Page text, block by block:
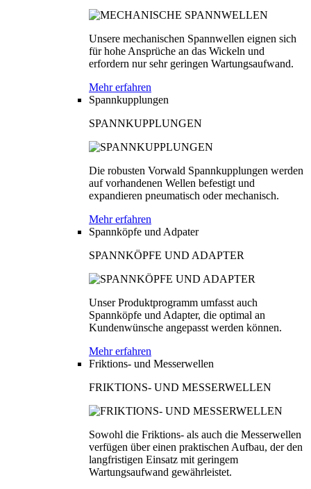
Unsere mechanischen Spannwellen eignen sich
für hohe Ansprüche an das Wickeln und
erfordern nur sehr geringen Wartungsaufwand.
Mehr erfahren
Spannkupplungen
SPANNKUPPLUNGEN
Die robusten Vorwald Spannkupplungen werden
auf vorhandenen Wellen befestigt und
expandieren pneumatisch oder mechanisch.
Mehr erfahren
Spannköpfe und Adpater
SPANNKÖPFE UND ADAPTER
Unser Produktprogramm umfasst auch
Spannköpfe und Adapter, die optimal an
Kundenwünsche angepasst werden können.
Mehr erfahren
Friktions- und Messerwellen
FRIKTIONS- UND MESSERWELLEN
Sowohl die Friktions- als auch die Messerwellen
verfügen über einen praktischen Aufbau, der den
langfristigen Einsatz mit geringem
Wartungsaufwand gewährleistet.